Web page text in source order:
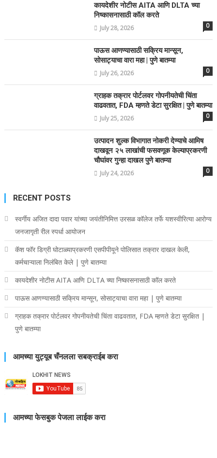
कायदेशीर नोटीस AITA आणि DLTA च्या
निष्कासनासाठी कॉल करते
July 28, 2026 0
पाऊस आणण्यासाठी सक्रिय मान्सून,
सोसाट्याचा वारा महा | पुणे बातम्या
July 26, 2026 0
ग्राहक तक्रार पोर्टलवर गोपनीयतेची चिंता
वाढवतात, FDA म्हणते डेटा सुरक्षित | पुणे बातम्या
July 25, 2026 0
उत्पादन शुल्क विभागात नोकरी देण्याचे आमिष
दाखवून २५ लाखांची फसवणूक केल्याप्रकरणी
चौघांवर गुन्हा दाखल पुणे बातम्या
July 24, 2026 0
RECENT POSTS
स्वर्गीय अजित दादा पवार यांच्या जयंतीनिमित्त उरसळ कॉलेज तर्फे यशस्वीरित्या आरोग्य
जनजागृती रील स्पर्धा आयोजन
कॅश फॉर डिग्री घोटाळ्याप्रकरणी एसपीपीयूने पोलिसात तक्रार दाखल केली,
कर्मचाऱ्याला निलंबित केले | पुणे बातम्या
कायदेशीर नोटीस AITA आणि DLTA च्या निष्कासनासाठी कॉल करते
पाऊस आणण्यासाठी सक्रिय मान्सून, सोसाट्याचा वारा महा | पुणे बातम्या
ग्राहक तक्रार पोर्टलवर गोपनीयतेची चिंता वाढवतात, FDA म्हणते डेटा सुरक्षित |
पुणे बातम्या
आमच्या युट्यूब चँनलला सबक्राईब करा
आमच्या फेसबुक पेजला लाईक करा